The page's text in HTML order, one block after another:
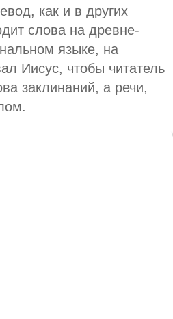
как и в других
слова на древне-
языке, на
Иисус, чтобы читатель
заклинаний, а речи,